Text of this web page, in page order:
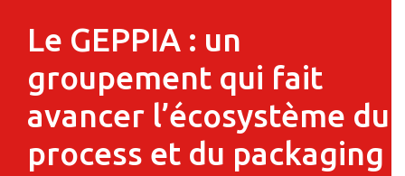
Le GEPPIA : un
groupement qui fait
avancer l’écosystème du
process et du packaging